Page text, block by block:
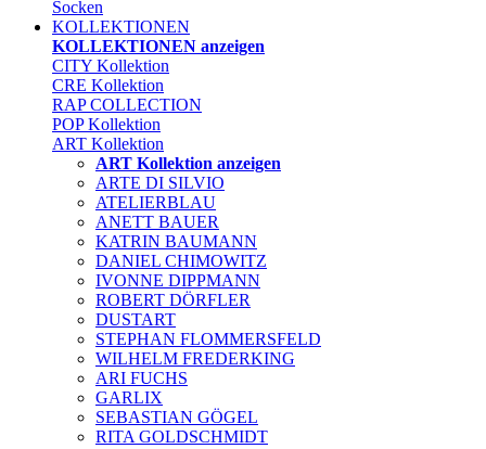
Socken
KOLLEKTIONEN
KOLLEKTIONEN anzeigen
CITY Kollektion
CRE Kollektion
RAP COLLECTION
POP Kollektion
ART Kollektion
ART Kollektion anzeigen
ARTE DI SILVIO
ATELIERBLAU
ANETT BAUER
KATRIN BAUMANN
DANIEL CHIMOWITZ
IVONNE DIPPMANN
ROBERT DÖRFLER
DUSTART
STEPHAN FLOMMERSFELD
WILHELM FREDERKING
ARI FUCHS
GARLIX
SEBASTIAN GÖGEL
RITA GOLDSCHMIDT